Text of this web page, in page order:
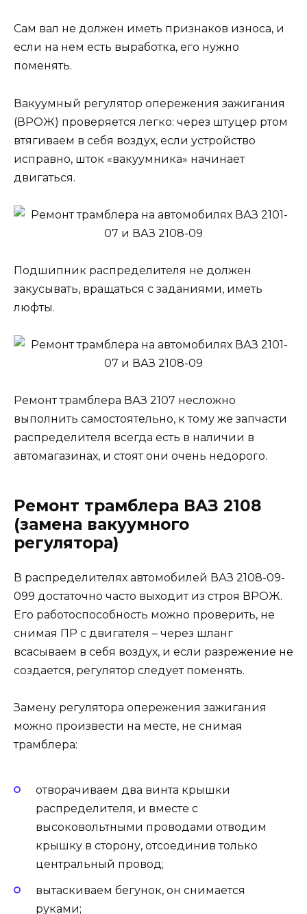
Сам вал не должен иметь признаков износа, и
если на нем есть выработка, его нужно
поменять.
Вакуумный регулятор опережения зажигания
(ВРОЖ) проверяется легко: через штуцер ртом
втягиваем в себя воздух, если устройство
исправно, шток «вакуумника» начинает
двигаться.
Подшипник распределителя не должен
закусывать, вращаться с заданиями, иметь
люфты.
Ремонт трамблера ВАЗ 2107 несложно
выполнить самостоятельно, к тому же запчасти
распределителя всегда есть в наличии в
автомагазинах, и стоят они очень недорого.
Ремонт трамблера ВАЗ 2108
(замена вакуумного
регулятора)
В распределителях автомобилей ВАЗ 2108-09-
099 достаточно часто выходит из строя ВРОЖ.
Его работоспособность можно проверить, не
снимая ПР с двигателя – через шланг
всасываем в себя воздух, и если разрежение не
создается, регулятор следует поменять.
Замену регулятора опережения зажигания
можно произвести на месте, не снимая
трамблера:
отворачиваем два винта крышки
распределителя, и вместе с
высоковольтными проводами отводим
крышку в сторону, отсоединив только
центральный провод;
вытаскиваем бегунок, он снимается
руками;